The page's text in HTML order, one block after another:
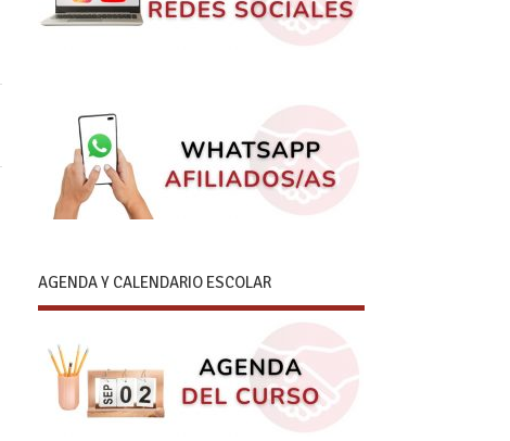
AGENDA Y CALENDARIO ESCOLAR